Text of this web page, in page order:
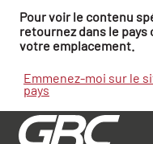
Pour voir le contenu
retournez dans le
votre emplacement.
Emmenez-moi sur le
pays